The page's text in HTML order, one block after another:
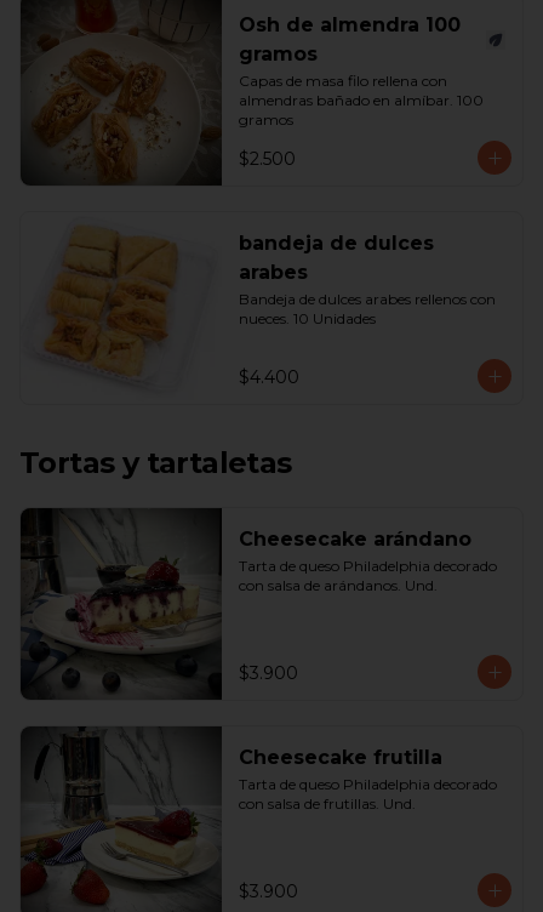
Osh de almendra 100
gramos
Capas de masa filo rellena con
almendras bañado en almíbar. 100
gramos
$2.500
bandeja de dulces
arabes
Bandeja de dulces arabes rellenos con
nueces. 10 Unidades
$4.400
Tortas y tartaletas
Cheesecake arándano
Tarta de queso Philadelphia decorado
con salsa de arándanos. Und.
$3.900
Cheesecake frutilla
Tarta de queso Philadelphia decorado
con salsa de frutillas. Und.
$3.900